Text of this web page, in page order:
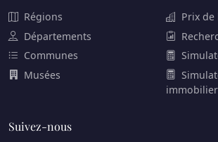
Régions
Départements
Communes
Musées
Prix
immobilier
Suivez-nous